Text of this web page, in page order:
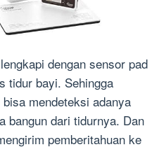
dengan sensor pad
tidur bayi. Sehingga
mendeteksi adanya
bangun dari tidurnya. Dan
pemberitahuan ke